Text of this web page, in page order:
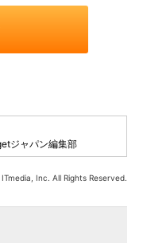
ジャパン編集部
Inc. All Rights Reserved.